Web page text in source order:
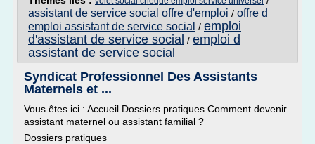
assistant de service social offre d'emploi / offre d
emploi assistant de service social / emploi
d'assistant de service social / emploi d
assistant de service social
Syndicat Professionnel Des Assistants
Maternels et ...
Vous êtes ici : Accueil Dossiers pratiques Comment devenir
assistant maternel ou assistant familial ?
Dossiers pratiques